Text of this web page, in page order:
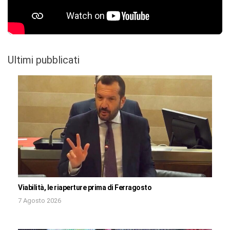
Ultimi pubblicati
Viabilità, le riaperture prima di Ferragosto
7 Agosto 2026